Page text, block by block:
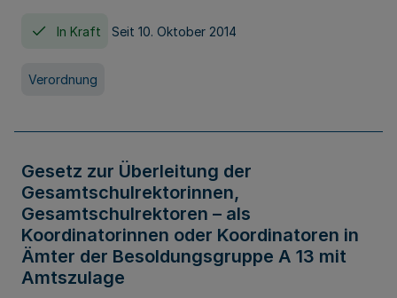
In Kraft Seit 10. Oktober 2014
Verordnung
Gesetz zur Überleitung der
Gesamtschulrektorinnen,
Gesamtschulrektoren – als
Koordinatorinnen oder Koordinatoren in
Ämter der Besoldungsgruppe A 13 mit
Amtszulage